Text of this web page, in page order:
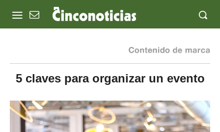
5 claves para organizar un evento